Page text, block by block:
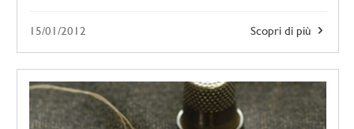
Scopri di più
15/01/2012